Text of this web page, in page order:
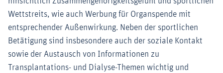
Wettstreits, wie auch Werbung für Organspende mit
entsprechender Außenwirkung. Neben der sportlichen
Betätigung sind insbesondere auch der soziale Kontakt
sowie der Austausch von Informationen zu
Transplantations- und Dialyse-Themen wichtig und